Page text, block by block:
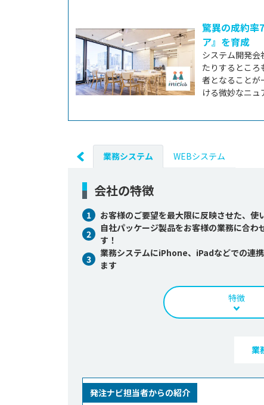
驚異の成約率
ア』を育成
システム開発会
たりするところ
者となることが
ける微妙なニュ
業務システム WEBシステム
会社の特徴
1
お客様のご要望を最大限に反映させた、使
2
自社パッケージ製品をお客様の業務に合
す！
3
業務システムにiPhone、iPadなどでの連
ます
特徴
業
発注ナビ担当者からの紹介